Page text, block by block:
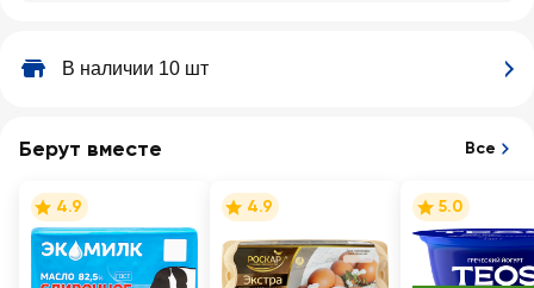
В наличии 10 шт
Берут вместе Все
4.9 4.9 5.0